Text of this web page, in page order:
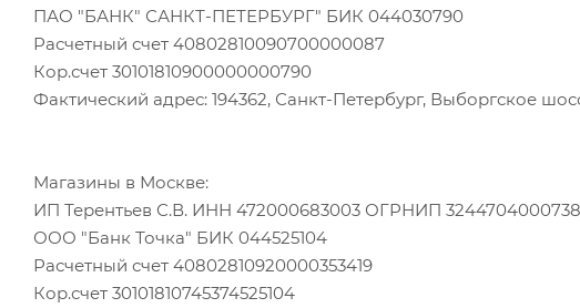
ПАО "БАНК" САНКТ-ПЕТЕРБУРГ" БИК 044030790
Расчетный счет 40802810090700000087
Кор.счет 30101810900000000790
Фактический адрес: 194362, Санкт-Петербург, Выборгское
Магазины в Москве:
ИП Терентьев С.В. ИНН 472000683003 ОГРНИП
ООО "Банк Точка" БИК 044525104
Расчетный счет 40802810920000353419
Кор.счет 30101810745374525104